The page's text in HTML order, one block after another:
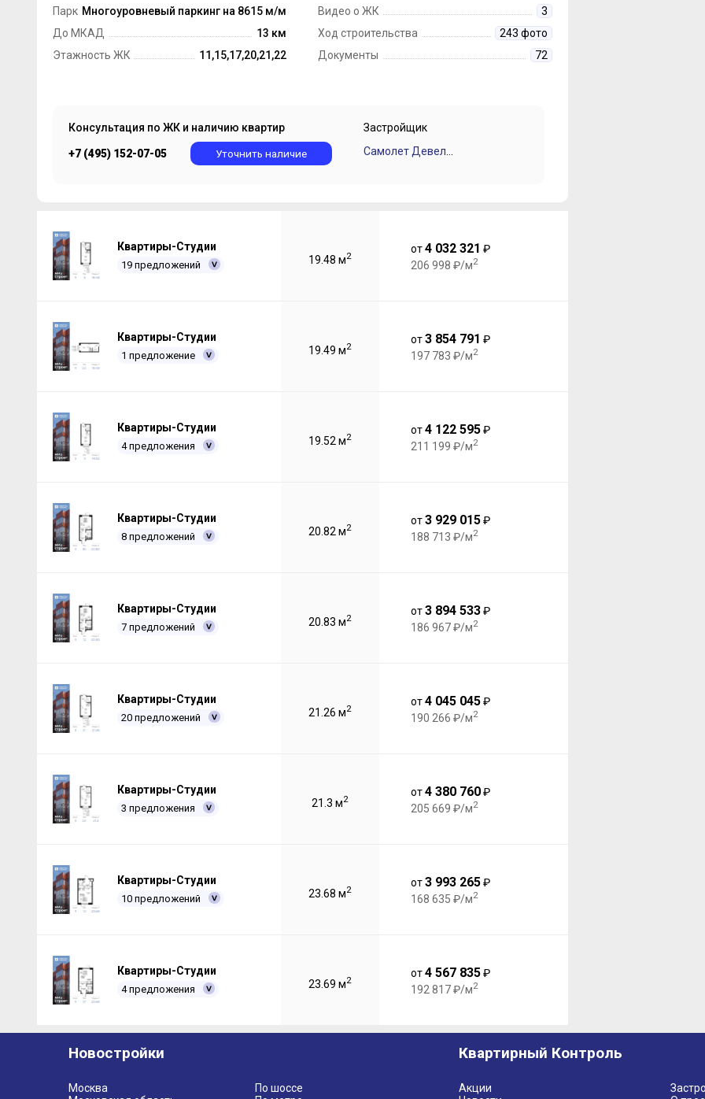
ПарковкаМногоуровневый паркинг на 8615 м/м
До МКАД
13 км
Этажность ЖК
11,15,17,20,21,22
Видео о ЖК
3
Ход строительства
243 фото
Документы
72
Консультация по ЖК и наличию квартир
+7 (495) 152-07-05 Уточнить наличие
Застройщик
Квартиры-Студии
19 предложений 19.48 м2
от4 032 321 ₽
206 998 ₽/м2
Квартиры-Студии
1 предложение 19.49 м2
от3 854 791 ₽
197 783 ₽/м2
Квартиры-Студии
4 предложения 19.52 м2
от4 122 595₽
211 199 ₽/м2
Квартиры-Студии
8 предложений 20.82 м2
от3 929 015₽
188 713 ₽/м2
Квартиры-Студии
7 предложений 20.83 м2
от3 894 533₽
186 967 ₽/м2
Квартиры-Студии
20 предложений 21.26 м2
от4 045 045₽
190 266 ₽/м2
Квартиры-Студии
3 предложения 21.3 м2
от4 380 760₽
205 669 ₽/м2
Квартиры-Студии
10 предложений 23.68 м2
от3 993 265₽
168 635 ₽/м2
Квартиры-Студии
4 предложения 23.69 м2
от4 567 835₽
192 817 ₽/м2
Новостройки
Москва
По шоссе
Квартирный Контроль
Акции